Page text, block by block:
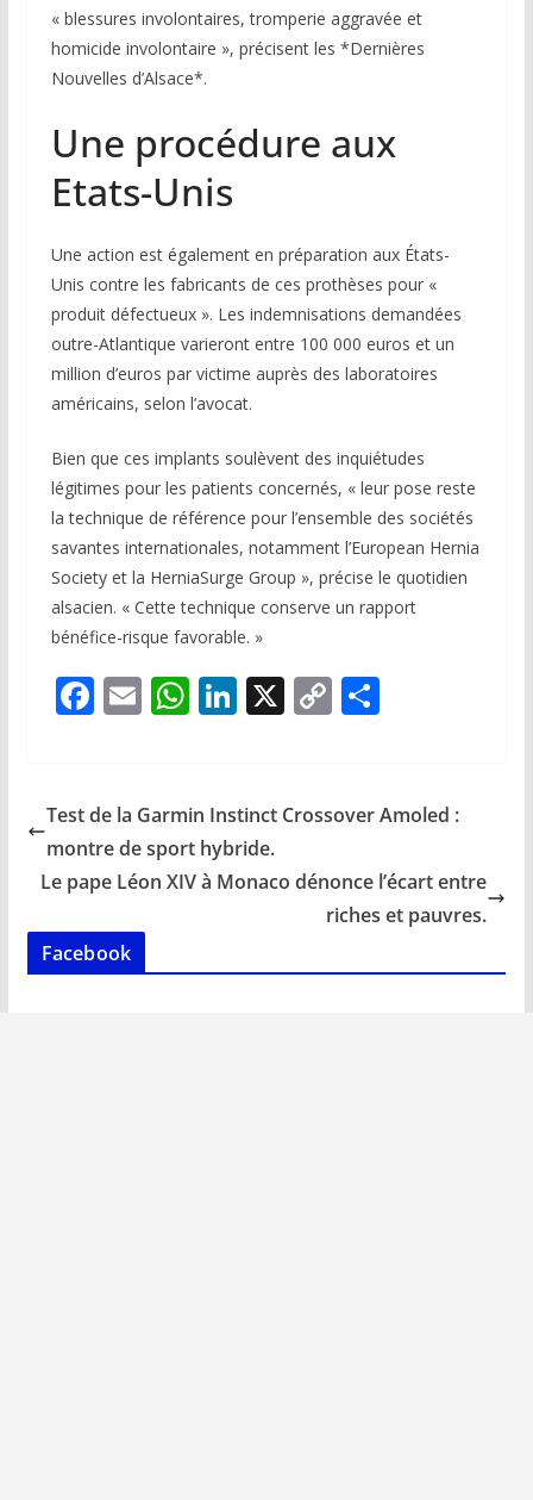
« blessures involontaires, tromperie aggravée et
homicide involontaire », précisent les *Dernières
Nouvelles d’Alsace*.
Une procédure aux
Etats-Unis
Une action est également en préparation aux États-
Unis contre les fabricants de ces prothèses pour «
produit défectueux ». Les indemnisations demandées
outre-Atlantique varieront entre 100 000 euros et un
million d’euros par victime auprès des laboratoires
américains, selon l’avocat.
Bien que ces implants soulèvent des inquiétudes
légitimes pour les patients concernés, « leur pose reste
la technique de référence pour l’ensemble des sociétés
savantes internationales, notamment l’European Hernia
Society et la HerniaSurge Group », précise le quotidien
alsacien. « Cette technique conserve un rapport
bénéfice-risque favorable. »
F
b
o
o
k
E
l
W
s
A
p
Li
e
dI
n
X C
y
n
k
P
g
Test de la Garmin Instinct Crossover Amoled :
montre de sport hybride.
Le pape Léon XIV à Monaco dénonce l’écart entre
riches et pauvres.
Facebook